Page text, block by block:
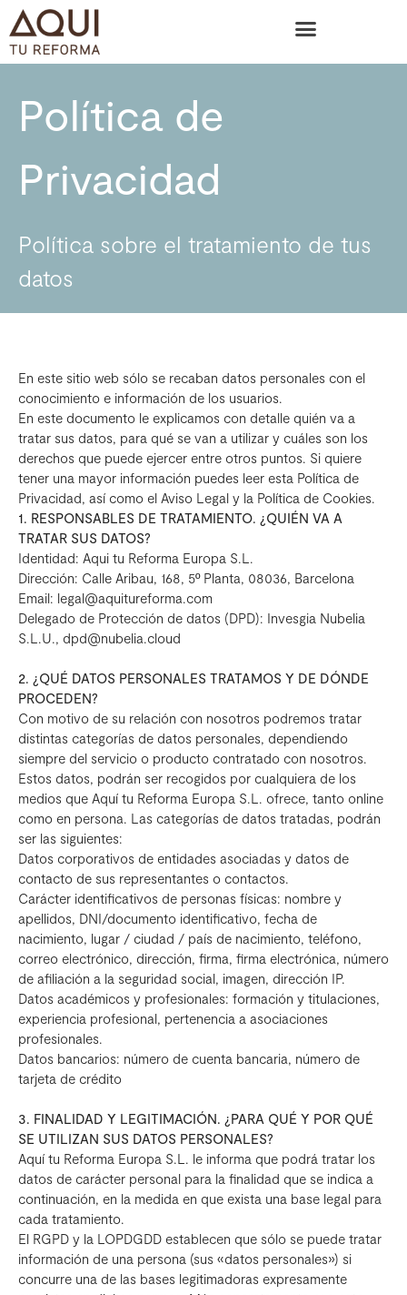
Política de
Privacidad
Política sobre el tratamiento de tus
datos
En este sitio web sólo se recaban datos personales con el
conocimiento e información de los usuarios.
En este documento le explicamos con detalle quién va a
tratar sus datos, para qué se van a utilizar y cuáles son los
derechos que puede ejercer entre otros puntos. Si quiere
tener una mayor información puedes leer esta Política de
Privacidad, así como el Aviso Legal y la Política de Cookies.
1. RESPONSABLES DE TRATAMIENTO. ¿QUIÉN VA A
TRATAR SUS DATOS?
Identidad: Aqui tu Reforma Europa S.L.
Dirección: Calle Aribau, 168, 5º Planta, 08036, Barcelona
Email: legal@aquitureforma.com
Delegado de Protección de datos (DPD): Invesgia Nubelia
S.L.U., dpd@nubelia.cloud
2. ¿QUÉ DATOS PERSONALES TRATAMOS Y DE DÓNDE
PROCEDEN?
Con motivo de su relación con nosotros podremos tratar
distintas categorías de datos personales, dependiendo
siempre del servicio o producto contratado con nosotros.
Estos datos, podrán ser recogidos por cualquiera de los
medios que Aquí tu Reforma Europa S.L. ofrece, tanto online
como en persona. Las categorías de datos tratadas, podrán
ser las siguientes:
Datos corporativos de entidades asociadas y datos de
contacto de sus representantes o contactos.
Carácter identificativos de personas físicas: nombre y
apellidos, DNI/documento identificativo, fecha de
nacimiento, lugar / ciudad / país de nacimiento, teléfono,
correo electrónico, dirección, firma, firma electrónica, número
de afiliación a la seguridad social, imagen, dirección IP.
Datos académicos y profesionales: formación y titulaciones,
experiencia profesional, pertenencia a asociaciones
profesionales.
Datos bancarios: número de cuenta bancaria, número de
tarjeta de crédito
3. FINALIDAD Y LEGITIMACIÓN. ¿PARA QUÉ Y POR QUÉ
SE UTILIZAN SUS DATOS PERSONALES?
Aquí tu Reforma Europa S.L. le informa que podrá tratar los
datos de carácter personal para la finalidad que se indica a
continuación, en la medida en que exista una base legal para
cada tratamiento.
El RGPD y la LOPDGDD establecen que sólo se puede tratar
información de una persona (sus «datos personales») si
concurre una de las bases legitimadoras expresamente